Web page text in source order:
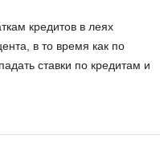
кредитов в леях
в то время как по
ставки по кредитам и